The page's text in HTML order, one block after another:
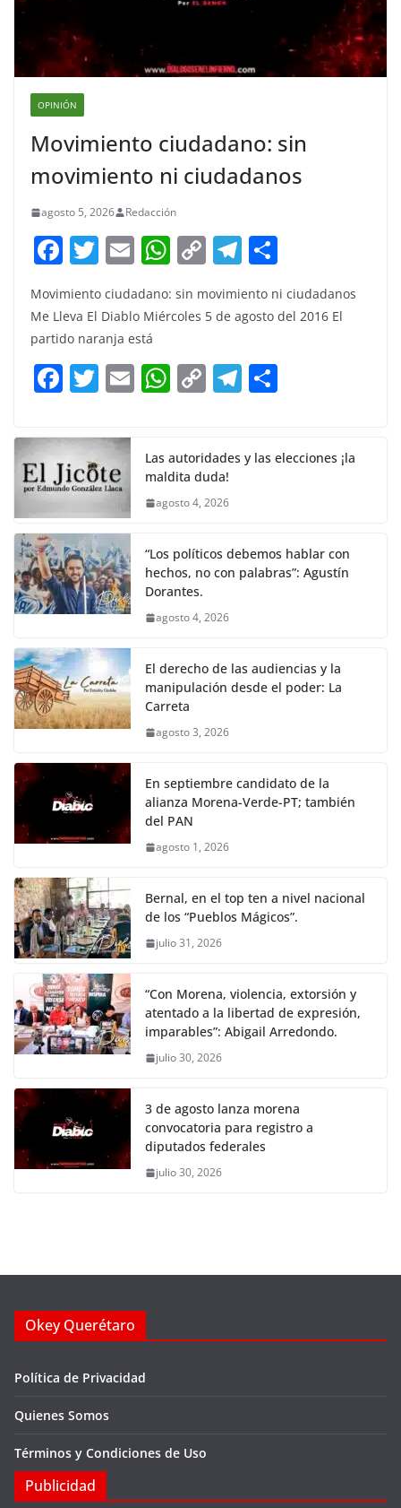
OPINIÓN
Movimiento ciudadano: sin
movimiento ni ciudadanos
agosto 5, 2026 Redacción
F
a
c
e
b
o
k
T
w
itt
er
E
m
ai
l
W
h
at
A
p
C
p
Li
n
T
e
gr
a
m
h
ar
Movimiento ciudadano: sin movimiento ni ciudadanos
Me Lleva El Diablo Miércoles 5 de agosto del 2016 El
partido naranja está
F
c
e
b
o
o
k
T
itt
er
E W
s
A
p
C
y
Li
k
T
gr e
Las autoridades y las elecciones ¡la
maldita duda!
agosto 4, 2026
“Los políticos debemos hablar con
hechos, no con palabras”: Agustín
Dorantes.
agosto 4, 2026
El derecho de las audiencias y la
manipulación desde el poder: La
Carreta
agosto 3, 2026
En septiembre candidato de la
alianza Morena-Verde-PT; también
del PAN
agosto 1, 2026
Bernal, en el top ten a nivel nacional
de los “Pueblos Mágicos”.
julio 31, 2026
“Con Morena, violencia, extorsión y
atentado a la libertad de expresión,
imparables”: Abigail Arredondo.
julio 30, 2026
3 de agosto lanza morena
convocatoria para registro a
diputados federales
julio 30, 2026
Okey Querétaro
Política de Privacidad
Quienes Somos
Términos y Condiciones de Uso
Publicidad